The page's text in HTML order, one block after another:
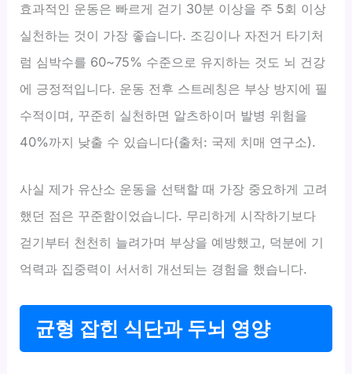
효과적인 운동은 빠르게 걷기 30분 이상을 주 5회 이상
실천하는 것이 가장 좋습니다. 조깅이나 자전거 타기처
럼 심박수를 60~75% 수준으로 유지하는 것도 뇌 건강
에 긍정적입니다. 운동 전후 스트레칭은 부상 방지에 필
수적이며, 꾸준히 실천하면 알츠하이머 발병 위험을
40%까지 낮출 수 있습니다(출처: 국제 치매 연구소).
사실 제가 유산소 운동을 선택할 때 가장 중요하게 고려
했던 점은 꾸준함이었습니다. 무리하게 시작하기보다
걷기부터 천천히 늘려가며 부상을 예방했고, 덕분에 기
억력과 집중력이 서서히 개선되는 경험을 했습니다.
균형 잡힌 식단과 두뇌 영양